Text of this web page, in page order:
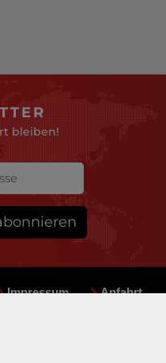
bleiben!
Impressum
Anfahrt